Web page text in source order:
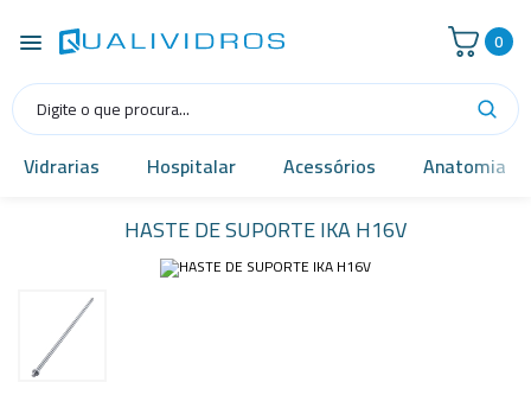
0
Vidrarias Hospitalar Acessórios Anatomia
HASTE DE SUPORTE IKA H16V